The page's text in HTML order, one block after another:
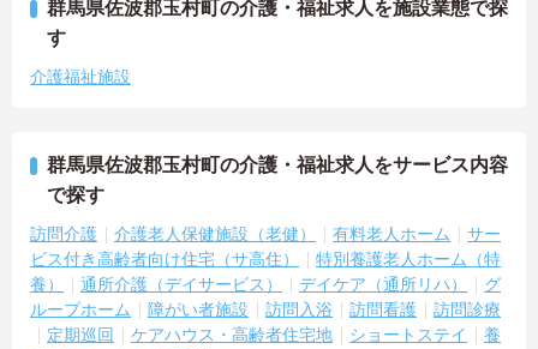
群馬県佐波郡玉村町の介護・福祉求人を施設業態で探
す
介護福祉施設
群馬県佐波郡玉村町の介護・福祉求人をサービス内容
で探す
訪問介護 介護老人保健施設（老健） 有料老人ホーム
サー
ビス付き高齢者向け住宅（サ高住）
特別養護老人ホーム（特
養）
通所介護（デイサービス） デイケア（通所リハ）
グ
ループホーム
障がい者施設 訪問入浴 訪問看護
訪問診療
定期巡回
ケアハウス・高齢者住宅地 ショートステイ
養